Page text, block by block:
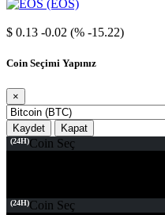
$ 0.13 -0.02 (% -15.22)
Coin Seçimi Yapınız
×
Kaydet Kapat
(24H)Coin Seç
(24H)Coin Seç